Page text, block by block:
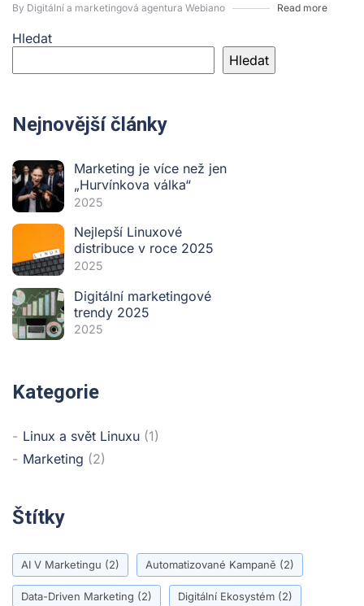
By Digitální a marketingová agentura Webiano Read more
Hledat
Hledat
Nejnovější články
Marketing je více než jen
„Hurvínkova válka“
2025
Nejlepší Linuxové
distribuce v roce 2025
2025
Digitální marketingové
trendy 2025
2025
Kategorie
Linux a svět Linuxu (1)
Marketing (2)
Štítky
AI V Marketingu (2) Automatizované Kampaně (2)
Data-Driven Marketing (2) Digitální Ekosystém (2)